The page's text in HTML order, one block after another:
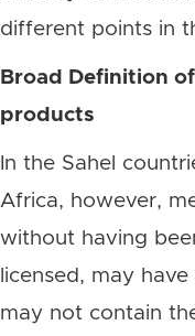
different points in
Broad Definition
products
In the Sahel
Africa, however,
without having
licensed, may
may not contain